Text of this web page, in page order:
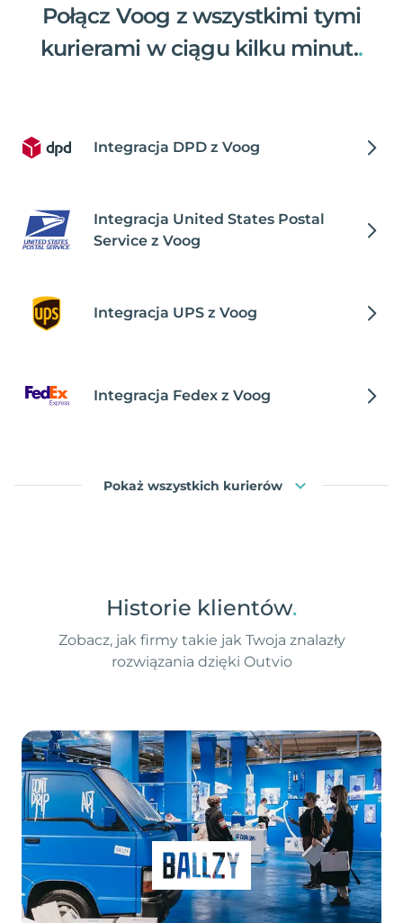
Połącz Voog z wszystkimi tymi
kurierami w ciągu kilku minut..
Integracja DPD z Voog
Integracja United States Postal
Service z Voog
Integracja UPS z Voog
Integracja Fedex z Voog
Pokaż wszystkich kurierów
Historie klientów.
Zobacz, jak firmy takie jak Twoja znalazły
rozwiązania dzięki Outvio